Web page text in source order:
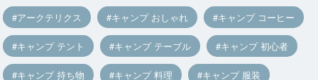
アークテリクス キャンプ おしゃれ キャンプ コーヒー
キャンプ テント キャンプ テーブル キャンプ 初心者
キャンプ 持ち物 キャンプ 料理 キャンプ 服装